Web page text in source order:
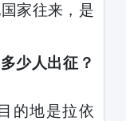
家往来，是
少人出征？
的地是拉依